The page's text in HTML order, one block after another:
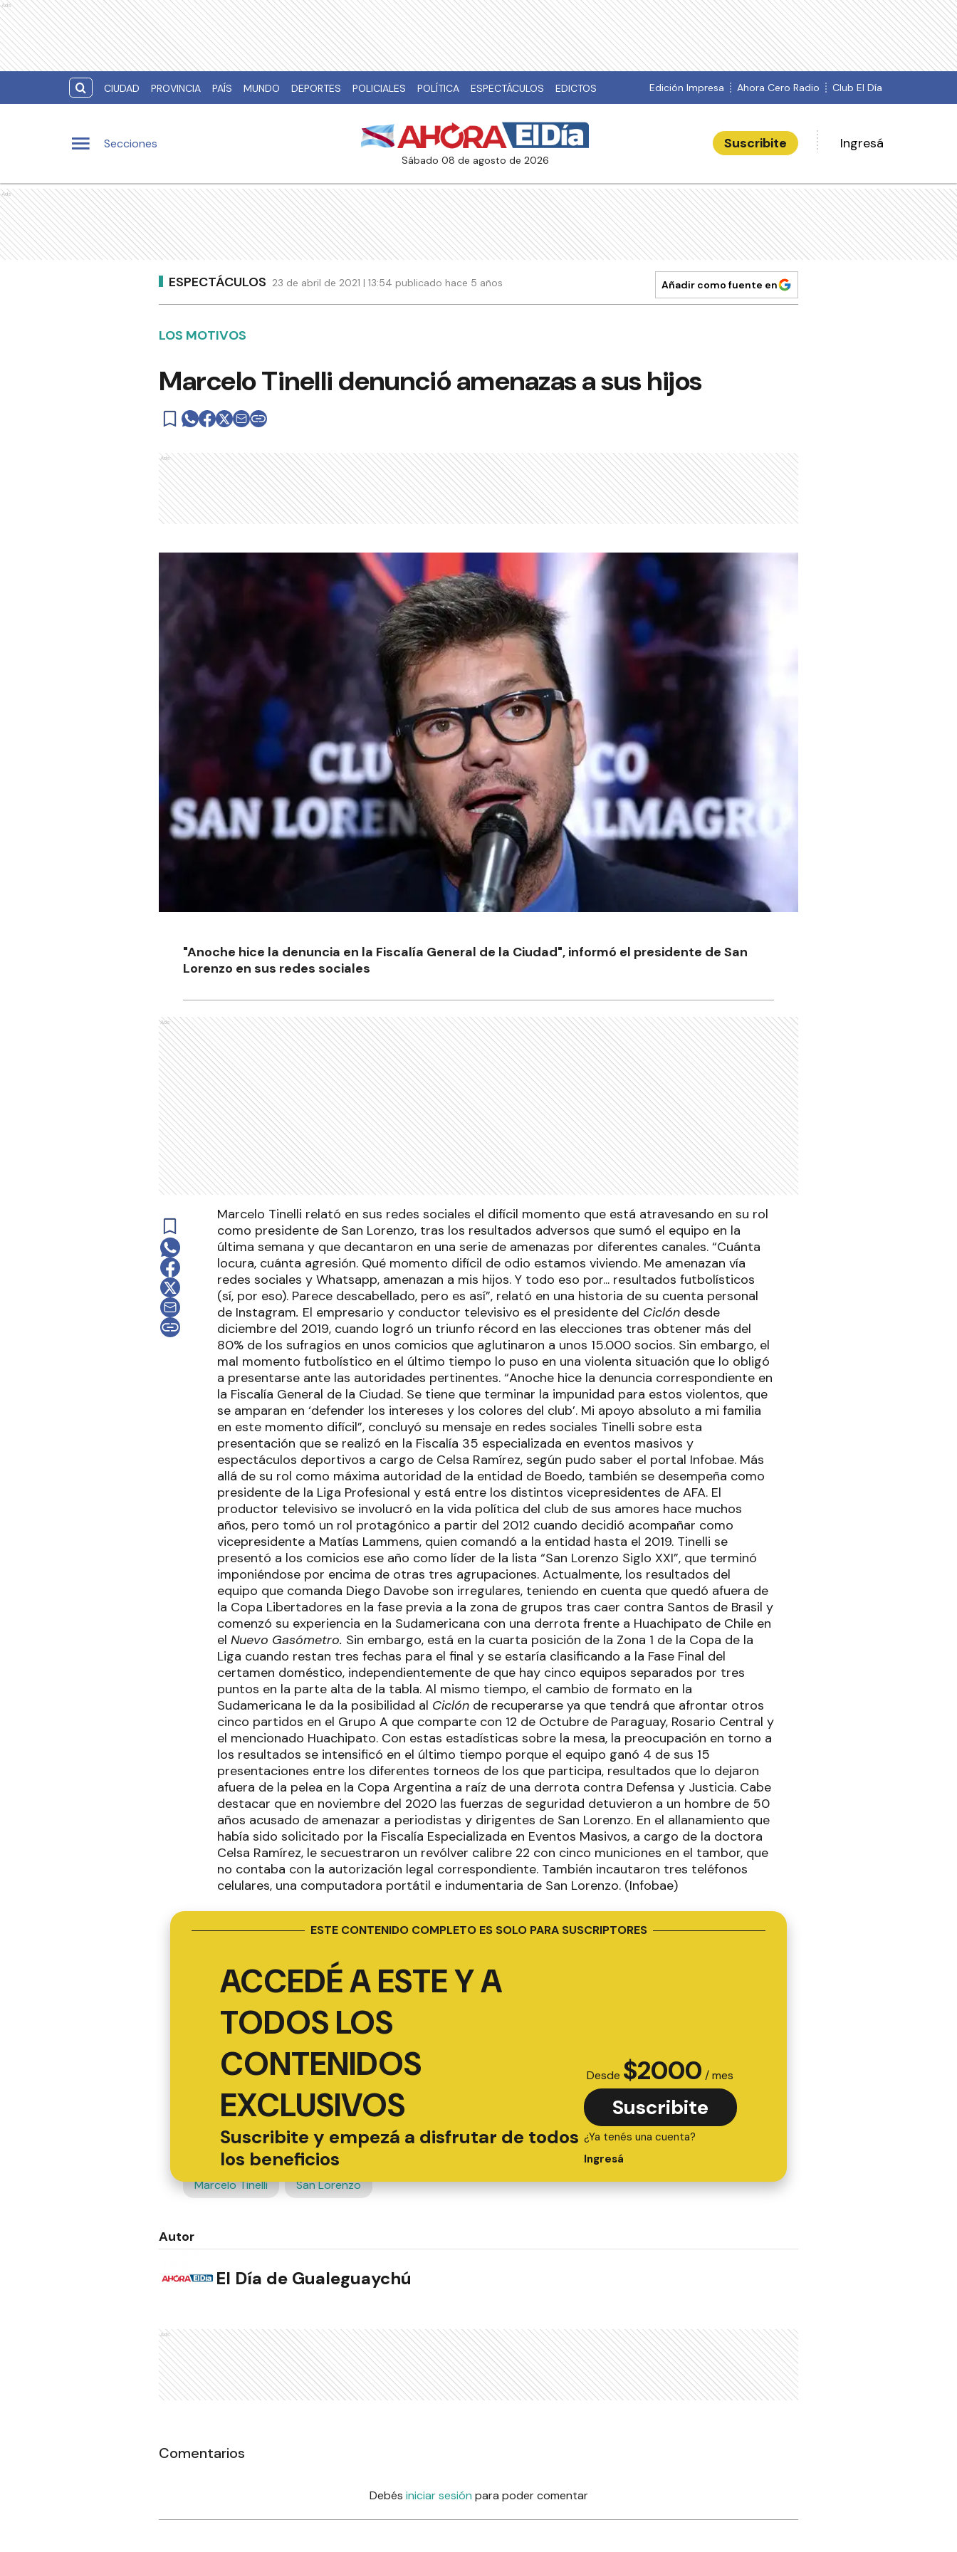
Ads
CIUDAD PROVINCIA PAÍS MUNDO DEPORTES POLICIALES POLÍTICA ESPECTÁCULOS EDICTOS Edición Impresa Ahora Cero Radio Club El Día
Secciones
sábado 08 de agosto de 2026
Suscribite Ingresá
Ads
ESPECTÁCULOS 23 de abril de 2021 | 13:54 publicado hace 5 años Añadir como fuente en
LOS MOTIVOS
Marcelo Tinelli denunció amenazas a sus hijos
Ads
"Anoche hice la denuncia en la Fiscalía General de la Ciudad", informó el presidente de San
Lorenzo en sus redes sociales
Ads
Marcelo Tinelli relató en sus redes sociales el difícil momento que está atravesando en su rol
como presidente de San Lorenzo, tras los resultados adversos que sumó el equipo en la
última semana y que decantaron en una serie de amenazas por diferentes canales. “Cuánta
locura, cuánta agresión. Qué momento difícil de odio estamos viviendo. Me amenazan vía
redes sociales y Whatsapp, amenazan a mis hijos. Y todo eso por... resultados futbolísticos
(sí, por eso). Parece descabellado, pero es así”, relató en una historia de su cuenta personal
de Instagram. El empresario y conductor televisivo es el presidente del Ciclón desde
diciembre del 2019, cuando logró un triunfo récord en las elecciones tras obtener más del
80% de los sufragios en unos comicios que aglutinaron a unos 15.000 socios. Sin embargo, el
mal momento futbolístico en el último tiempo lo puso en una violenta situación que lo obligó
a presentarse ante las autoridades pertinentes. “Anoche hice la denuncia correspondiente en
la Fiscalía General de la Ciudad. Se tiene que terminar la impunidad para estos violentos, que
se amparan en ‘defender los intereses y los colores del club’. Mi apoyo absoluto a mi familia
en este momento difícil”, concluyó su mensaje en redes sociales Tinelli sobre esta
presentación que se realizó en la Fiscalía 35 especializada en eventos masivos y
espectáculos deportivos a cargo de Celsa Ramírez, según pudo saber el portal Infobae. Más
allá de su rol como máxima autoridad de la entidad de Boedo, también se desempeña como
presidente de la Liga Profesional y está entre los distintos vicepresidentes de AFA. El
productor televisivo se involucró en la vida política del club de sus amores hace muchos
años, pero tomó un rol protagónico a partir del 2012 cuando decidió acompañar como
vicepresidente a Matías Lammens, quien comandó a la entidad hasta el 2019. Tinelli se
presentó a los comicios ese año como líder de la lista “San Lorenzo Siglo XXI”, que terminó
imponiéndose por encima de otras tres agrupaciones. Actualmente, los resultados del
equipo que comanda Diego Davobe son irregulares, teniendo en cuenta que quedó afuera de
la Copa Libertadores en la fase previa a la zona de grupos tras caer contra Santos de Brasil y
comenzó su experiencia en la Sudamericana con una derrota frente a Huachipato de Chile en
el Nuevo Gasómetro. Sin embargo, está en la cuarta posición de la Zona 1 de la Copa de la
Liga cuando restan tres fechas para el final y se estaría clasificando a la Fase Final del
certamen doméstico, independientemente de que hay cinco equipos separados por tres
puntos en la parte alta de la tabla. Al mismo tiempo, el cambio de formato en la
Sudamericana le da la posibilidad al Ciclón de recuperarse ya que tendrá que afrontar otros
cinco partidos en el Grupo A que comparte con 12 de Octubre de Paraguay, Rosario Central y
el mencionado Huachipato. Con estas estadísticas sobre la mesa, la preocupación en torno a
los resultados se intensificó en el último tiempo porque el equipo ganó 4 de sus 15
presentaciones entre los diferentes torneos de los que participa, resultados que lo dejaron
afuera de la pelea en la Copa Argentina a raíz de una derrota contra Defensa y Justicia. Cabe
destacar que en noviembre del 2020 las fuerzas de seguridad detuvieron a un hombre de 50
años acusado de amenazar a periodistas y dirigentes de San Lorenzo. En el allanamiento que
había sido solicitado por la Fiscalía Especializada en Eventos Masivos, a cargo de la doctora
Celsa Ramírez, le secuestraron un revólver calibre 22 con cinco municiones en el tambor, que
no contaba con la autorización legal correspondiente. También incautaron tres teléfonos
celulares, una computadora portátil e indumentaria de San Lorenzo. (Infobae)
ESTE CONTENIDO COMPLETO ES SOLO PARA SUSCRIPTORES
ACCEDÉ A ESTE Y A
TODOS LOS
CONTENIDOS
EXCLUSIVOS
Suscribite y empezá a disfrutar de todos
los beneficios
Desde $2000 / mes
Suscribite
¿Ya tenés una cuenta?
Ingresá
Marcelo Tinelli San Lorenzo
Autor
El Día de Gualeguaychú
Ads
Comentarios
Debés iniciar sesión para poder comentar